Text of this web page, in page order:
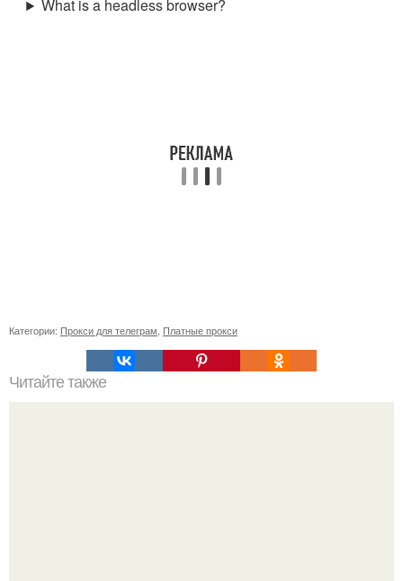
What is a headless browser?
Категории: Прокси для телеграм Платные прокси
Читайте также